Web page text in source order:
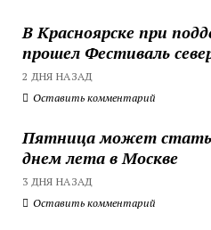
В Красноярске при
прошел Фестиваль
2 ДНЯ НАЗАД
Оставить комментарий
Пятница может
днем лета в Москве
3 ДНЯ НАЗАД
Оставить комментарий